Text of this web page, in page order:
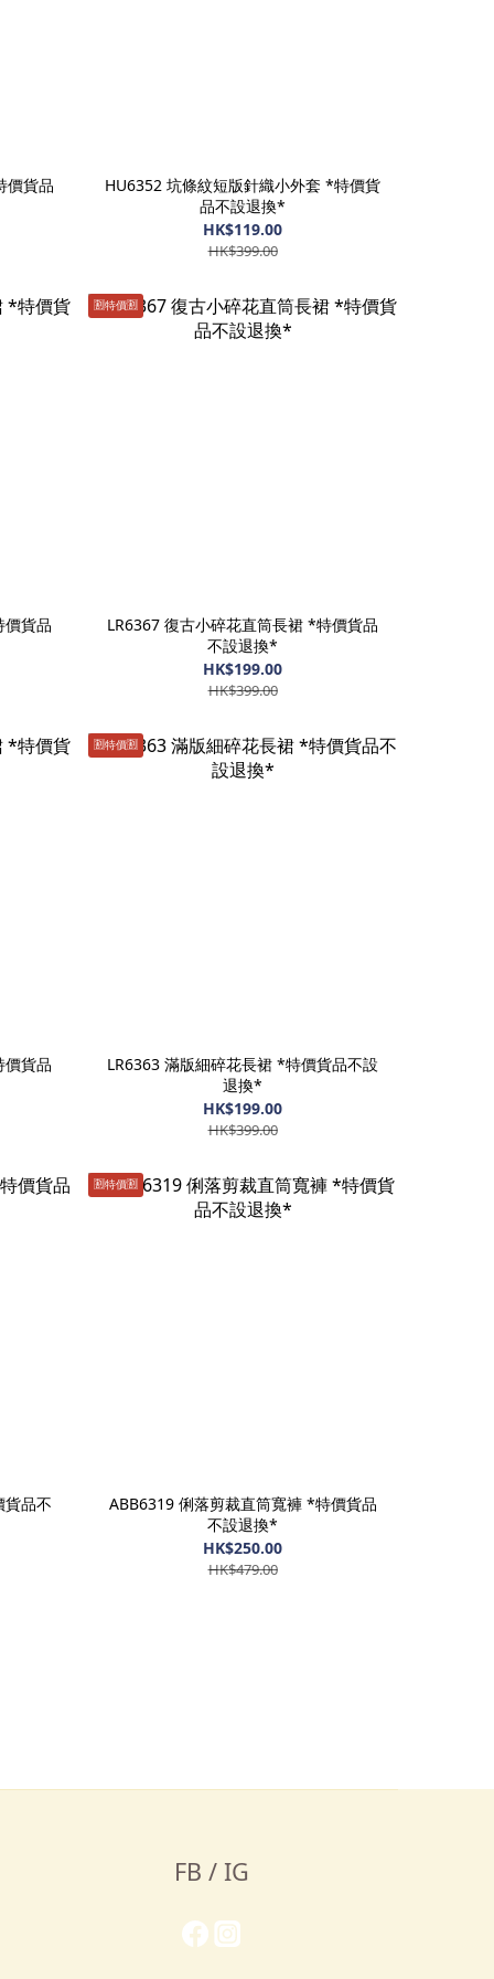
價貨品
HU6352 坑條紋短版針織小外套 *特價貨
品不設退換*
HK$119.00
HK$399.00
價貨品
🈹️特價🈹️
LR6367 復古小碎花直筒長裙 *特價貨品
不設退換*
HK$199.00
HK$399.00
價貨品
🈹️特價🈹️
LR6363 滿版細碎花長裙 *特價貨品不設
退換*
HK$199.00
HK$399.00
貨品不
🈹️特價🈹️
ABB6319 俐落剪裁直筒寬褲 *特價貨品
不設退換*
HK$250.00
HK$479.00
FB / IG